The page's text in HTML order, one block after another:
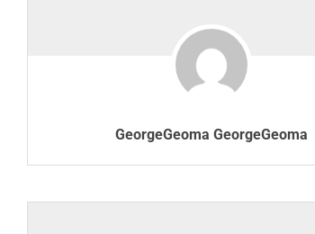
GeorgeGeoma GeorgeGeoma